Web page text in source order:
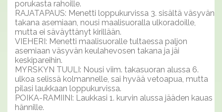
porukasta rahoille.
RAJATAPAUS: Menetti loppukurvissa 3. sisältä väsyvän
takana asemiaan, nousi maalisuoralla ulkoradoille,
mutta ei säväyttänyt kirillään.
VIEHERI: Menetti maalisuoralle tultaessa paljon
asemiaan väsyvän keulahevosen takana ja jäi
keskipareihin.
MYRSKYN TUULI: Nousi viim. takasuoran alussa 6.
ulkoa selissä kolmannelle, sai hyvää vetoapua, mutta
pilasi laukkaan loppukurvissa.
POIKA-RAMIINI: Laukkasi 1. kurvin alussa jääden kauas
hännille.